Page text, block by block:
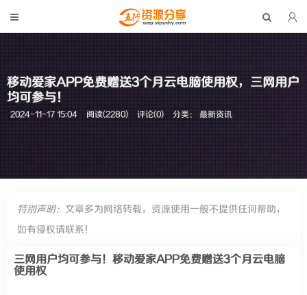
移动爱家APP免费赠送3个月云电脑使用权，三网用户
均可参与！
2024-11-17 15:04 阅读(2280) 评论(0) 分类：最新资讯
特别声明： 文章多为网络转载，资源使用一般不提供任何帮助，
如有侵权请联系！
三网用户均可参与！移动爱家APP免费赠送3个月云电脑
使用权